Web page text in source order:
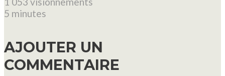
5 minutes
AJOUTER UN
COMMENTAIRE